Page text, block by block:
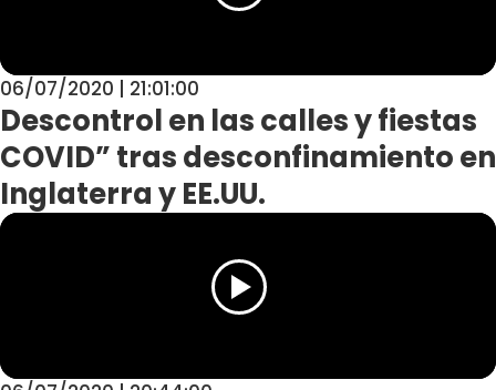
06/07/2020 | 21:01:00
Descontrol en las calles y fiestas
COVID” tras desconfinamiento en
Inglaterra y EE.UU.